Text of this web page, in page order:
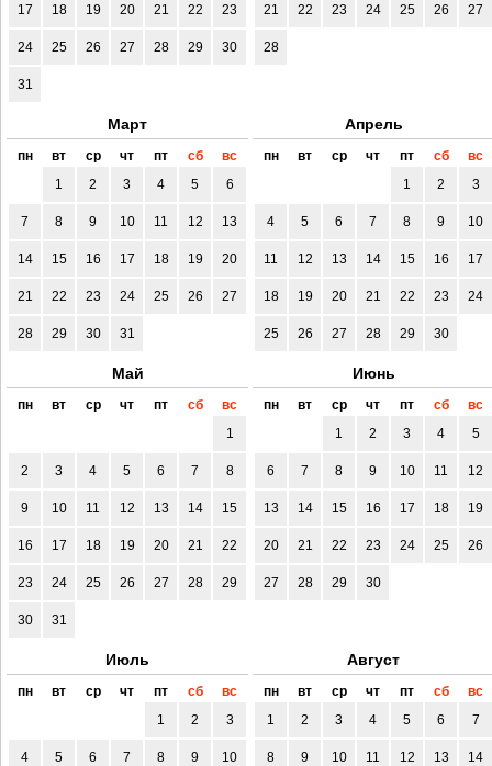
17 18 19 20 21 22 23
24 25 26 27 28 29 30
31
21 22 23 24 25 26 27
28
Март
пн вт ср чт пт сб
вс
1
2 3 4 5 6
7 8 9 10 11 12 13
14 15 16 17 18 19 20
21 22 23 24 25 26 27
28 29 30 31
Апрель
пн вт ср чт пт сб
вс
1
2 3
4 5 6 7 8 9 10
11 12 13 14 15 16 17
18 19 20 21 22 23 24
25 26 27 28 29 30
Май
пн вт ср чт пт сб
вс
1
2 3 4 5 6 7 8
9 10 11 12 13 14 15
16 17 18 19 20 21 22
23 24 25 26 27 28 29
30 31
Июнь
пн вт ср чт пт сб
вс
1
2 3 4 5
6 7 8 9 10 11 12
13 14 15 16 17 18 19
20 21 22 23 24 25 26
27 28 29 30
Июль
пн вт ср чт пт сб
вс
1
2 3
4 5 6 7 8 9 10
Август
пн вт ср чт пт сб
вс
1
2 3 4 5 6 7
8 9 10 11 12 13 14